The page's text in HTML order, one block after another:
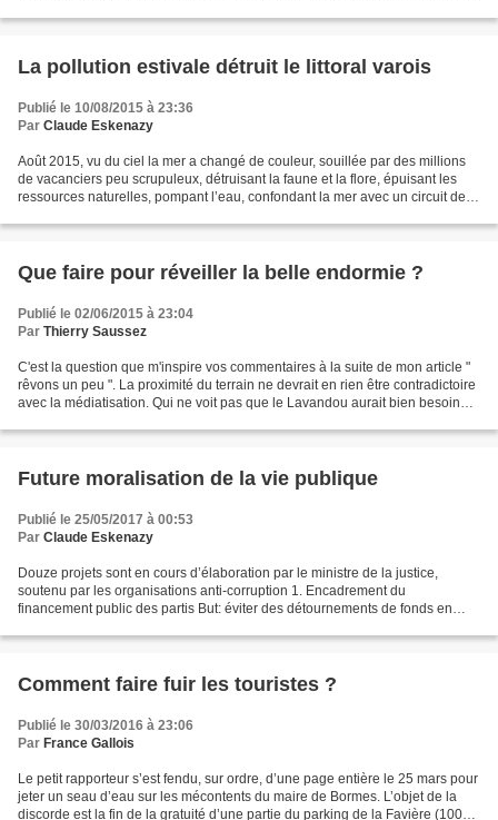
La pollution estivale détruit le littoral varois
Publié le 10/08/2015 à 23:36
Par Claude Eskenazy
Août 2015, vu du ciel la mer a changé de couleur, souillée par des millions
de vacanciers peu scrupuleux, détruisant la faune et la flore, épuisant les
ressources naturelles, pompant l’eau, confondant la mer avec un circuit de
Que faire pour réveiller la belle endormie ?
Publié le 02/06/2015 à 23:04
Par Thierry Saussez
C'est la question que m'inspire vos commentaires à la suite de mon article "
rêvons un peu ". La proximité du terrain ne devrait en rien être contradictoire
avec la médiatisation. Qui ne voit pas que le Lavandou aurait bien besoin
Future moralisation de la vie publique
Publié le 25/05/2017 à 00:53
Par Claude Eskenazy
Douze projets sont en cours d’élaboration par le ministre de la justice,
soutenu par les organisations anti-corruption 1. Encadrement du
financement public des partis But: éviter des détournements de fonds en
Comment faire fuir les touristes ?
Publié le 30/03/2016 à 23:06
Par France Gallois
Le petit rapporteur s’est fendu, sur ordre, d’une page entière le 25 mars pour
jeter un seau d’eau sur les mécontents du maire de Bormes. L’objet de la
discorde est la fin de la gratuité d’une partie du parking de la Favière (1000